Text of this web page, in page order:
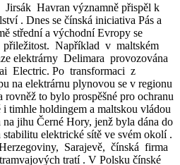
Havran významně přispěl k
. Dnes se čínská iniciativa Pás a
střední a východní Evropy se
Například v maltském
elektrárny Delimara provozována
Electric. Po transformaci z
na elektrárnu plynovou se v regionu
rovněž to bylo prospěšné pro ochranu
timhle holdingem a maltskou vládou
jihu Černé Hory, jenž byla dána do
elektrické sítě ve svém okolí .
Sarajevě, čínská firma
tratí . V Polsku čínské